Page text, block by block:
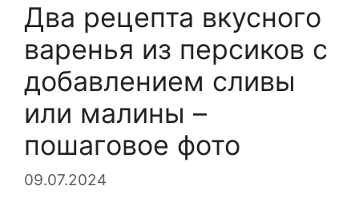
Два рецепта вкусного
варенья из персиков с
добавлением сливы
или малины –
пошаговое фото
09.07.2024